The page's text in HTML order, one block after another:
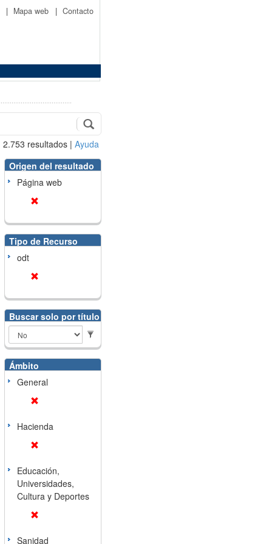
| Mapa web | Contacto
2.753 resultados | Ayuda
Origen del resultado
Página web
Tipo de Recurso
odt
Buscar solo por título
Ámbito
General
Hacienda
Educación,
Universidades,
Cultura y Deportes
Sanidad